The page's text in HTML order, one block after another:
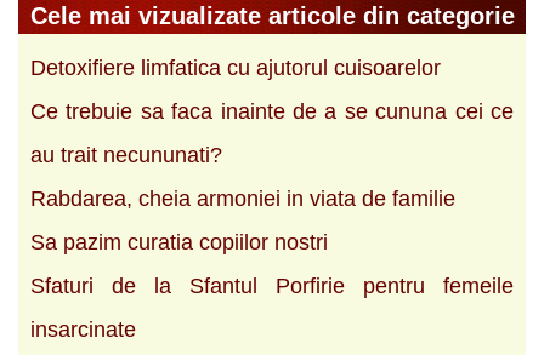
Cele mai vizualizate articole din categorie
Detoxifiere limfatica cu ajutorul cuisoarelor
Ce trebuie sa faca inainte de a se cununa cei ce
au trait necununati?
Rabdarea, cheia armoniei in viata de familie
Sa pazim curatia copiilor nostri
Sfaturi de la Sfantul Porfirie pentru femeile
insarcinate